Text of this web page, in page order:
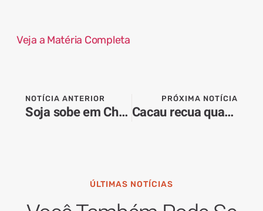
Veja a Matéria Completa
NOTÍCIA ANTERIOR
Soja sobe em Chicago com demanda chinesa e petróleo em alta
PRÓXIMA NOTÍCIA
Cacau recua quase 4% em NY com melhora na oferta da Costa do Marfim
ÚLTIMAS NOTÍCIAS